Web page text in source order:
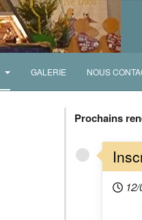
GALERIE NOUS
Prochains